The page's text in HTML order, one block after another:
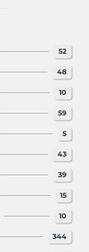
52
48
10
59
5
43
39
15
10
344